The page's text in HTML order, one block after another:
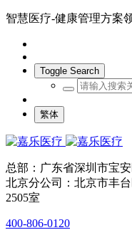
智慧医疗-健康管理方案
Toggle Search
繁体
总部：广东省深圳市宝
北京分公司：北京市丰
2505室
400-806-0120